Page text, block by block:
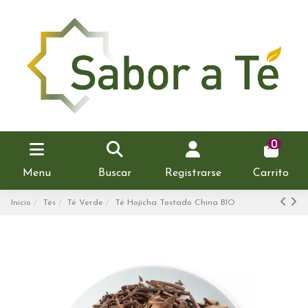
Menu Buscar Registrarse
0
Carrito
Inicio Tés Té Verde Té Hojicha Tostado China BIO